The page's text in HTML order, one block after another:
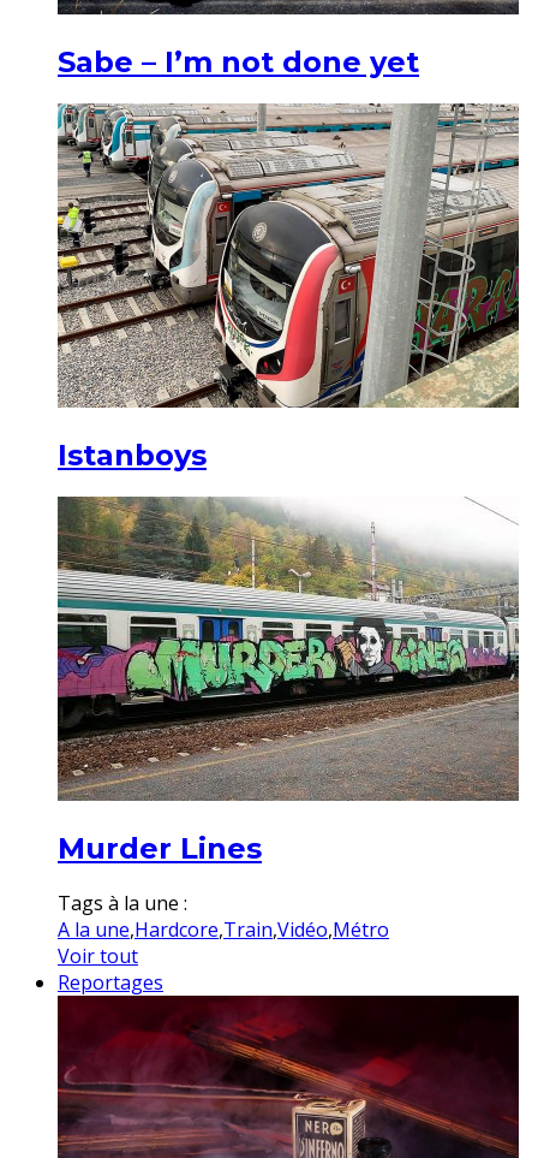
Sabe – I’m not done yet
Istanboys
Murder Lines
Tags à la une :
A la une,Hardcore,Train,Vidéo,Métro
Voir tout
Reportages